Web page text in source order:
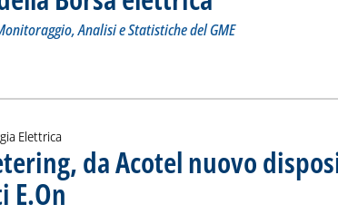
Analisi e Statistiche del GME
'Risultati della Borsa elettrica'
alla notizia
Elettrica
da Acotel nuovo
E.On. Sottotitolo: Lanciato oggi il device Casa Manager che
. Pubblicata lunedì 29 gennaio 2018 alle 17.26.